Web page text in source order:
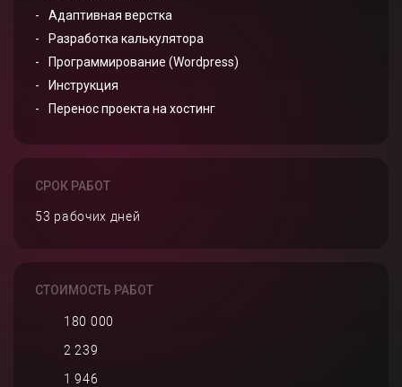
Адаптивная верстка
Разработка калькулятора
Программирование (Wordpress)
Инструкция
Перенос проекта на хостинг
СРОК РАБОТ
53 рабочих дней
СТОИМОСТЬ РАБОТ
180 000
2 239
1 946